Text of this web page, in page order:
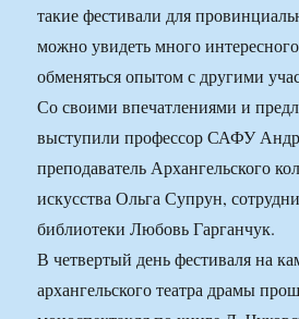
такие фестивали для
можно увидеть много
обменяться опытом с другими
Со своими впечатлениями и
выступили профессор САФУ
преподаватель Архангельского
искусства Ольга Супрун,
библиотеки Любовь Гарганчук.
В четвертый день фестиваля на
архангельского театра драмы